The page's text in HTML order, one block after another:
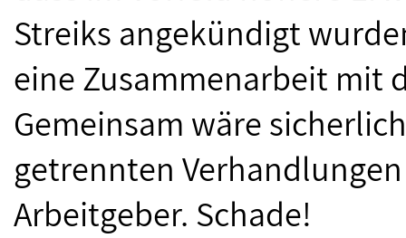
Streiks angekündigt
eine Zusammenarbeit mit
Gemeinsam wäre
getrennten
Arbeitgeber. Schade!